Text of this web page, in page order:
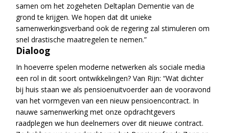
samen om het zogeheten Deltaplan Dementie van de
grond te krijgen. We hopen dat dit unieke
samenwerkingsverband ook de regering zal stimuleren om
snel drastische maatregelen te nemen.”
Dialoog
In hoeverre spelen moderne netwerken als sociale media
een rol in dit soort ontwikkelingen? Van Rijn: “Wat dichter
bij huis staan we als pensioenuitvoerder aan de vooravond
van het vormgeven van een nieuw pensioencontract. In
nauwe samenwerking met onze opdrachtgevers
raadplegen we hun deelnemers over dit nieuwe contract.